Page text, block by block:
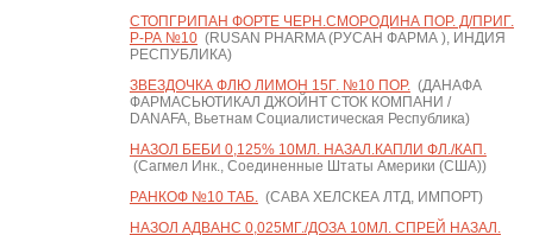
СТОПГРИПАН ФОРТЕ ЧЕРН.СМОРОДИНА ПОР. Д/ПРИГ.
Р-РА №10(RUSAN PHARMA (РУСАН ФАРМА ), ИНДИЯ
РЕСПУБЛИКА)
ЗВЕЗДОЧКА ФЛЮ ЛИМОН 15Г. №10 ПОР.(ДАНАФА
ФАРМАСЬЮТИКАЛ ДЖОЙНТ СТОК КОМПАНИ /
DANAFA, Вьетнам Социалистическая Республика)
НАЗОЛ БЕБИ 0,125% 10МЛ. НАЗАЛ.КАПЛИ ФЛ./КАП.
(Сагмел Инк., Соединенные Штаты Америки (США))
РАНКОФ №10 ТАБ.(САВА ХЕЛСКЕА ЛТД, ИМПОРТ)
НАЗОЛ АДВАНС 0,025МГ./ДОЗА 10МЛ. СПРЕЙ НАЗАЛ.